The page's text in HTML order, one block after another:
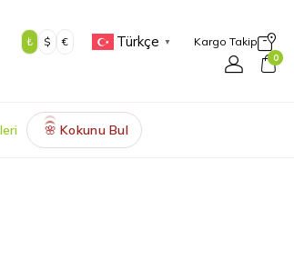
₺ $ € Türkçe ▼ Kargo Takip
0
🌸 Kokunu Bul